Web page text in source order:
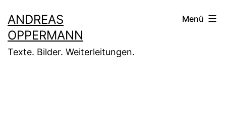
Inhalt
springen
ANDREAS
OPPERMANN
Texte. Bilder. Weiterleitungen.
Menü